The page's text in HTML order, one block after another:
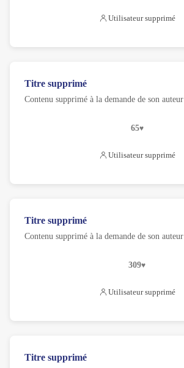
Utilisateur supprimé
Titre supprimé
Contenu supprimé à la demande de son auteur
65
Utilisateur supprimé
Titre supprimé
Contenu supprimé à la demande de son auteur
309
Utilisateur supprimé
Titre supprimé